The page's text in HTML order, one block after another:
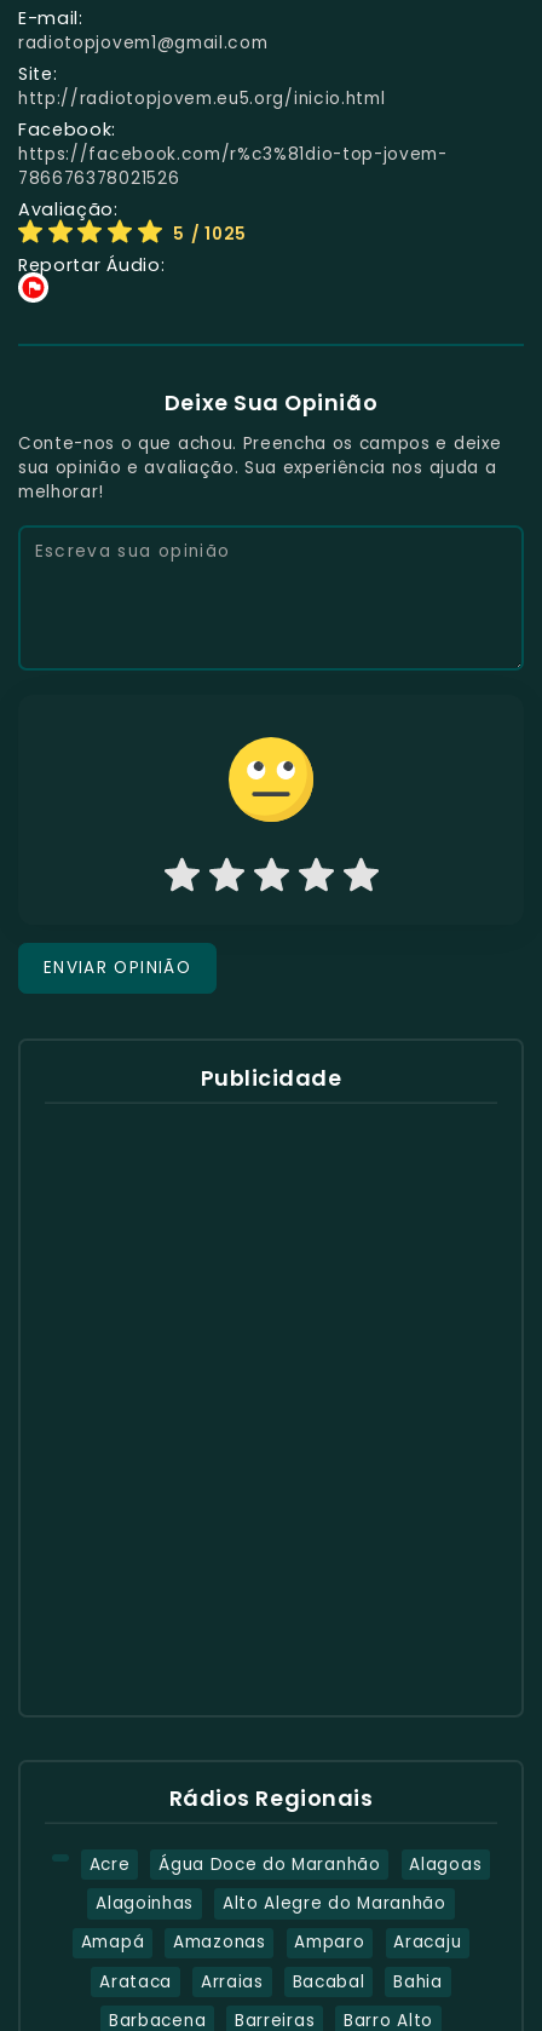
E-mail:
radiotopjovem1@gmail.com
Site:
http://radiotopjovem.eu5.org/inicio.html
Facebook:
https://facebook.com/r%c3%81dio-top-jovem-
786676378021526
Avaliação:
5 / 1025
Reportar Áudio:
Deixe Sua Opinião
Conte-nos o que achou. Preencha os campos e deixe
sua opinião e avaliação. Sua experiência nos ajuda a
melhorar!
Publicidade
Rádios Regionais
Acre Água Doce do Maranhão
Alagoas
Alagoinhas
Alto Alegre do Maranhão
Amapá
Amazonas Amparo
Aracaju
Arataca
Arraias Bacabal
Bahia
Barbacena
Barreiras Barro Alto